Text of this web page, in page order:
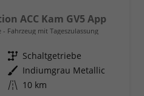
ACC Kam GV5 App
Fahrzeug mit Tageszulassung
Getriebe Schaltgetriebe
Außenfarbe Indiumgrau Metallic
Kilometerstand 10 km